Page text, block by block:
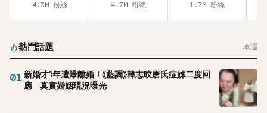
4.0M 粉絲 4.7M 粉絲 1.7M 粉絲
熱門話題 本週
01 新婚才1年遭爆離婚！《藍調》韓志旼唐氏症姊二度回
應 真實婚姻現況曝光